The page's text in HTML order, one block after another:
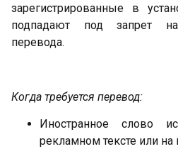
зарегистрированные в
подпадают под запрет
перевода.
Когда требуется перевод:
Иностранное слово
рекламном тексте или